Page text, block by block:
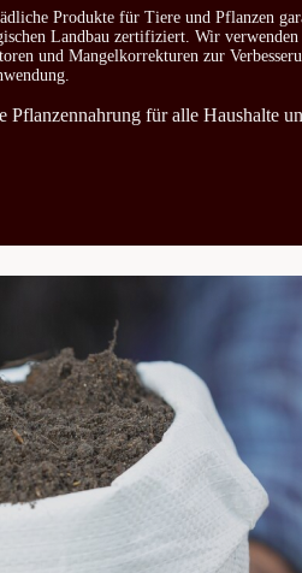
Produkte für Tiere und Pflanzen
Landbau zertifiziert. Wir
und Mangelkorrekturen zur
Pflanzennahrung für alle Haushalte